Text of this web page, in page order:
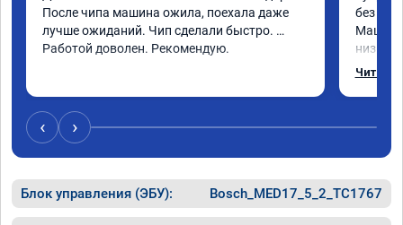
После чипа машина ожила, поехала даже
лучше ожиданий. Чип сделали быстро.
Работой доволен. Рекомендую.
без
Машина
низких
км/ч
Читать
‹ ›
Блок управления (ЭБУ): Bosch_MED17_5_2_TC1767